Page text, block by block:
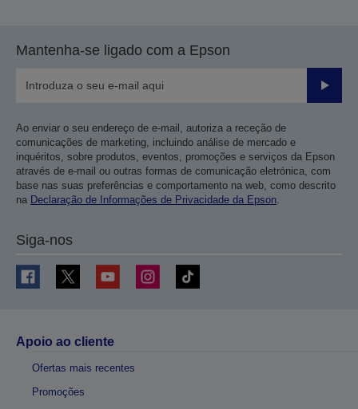
Mantenha-se ligado com a Epson
Enviar
Ao enviar o seu endereço de e-mail, autoriza a receção de
comunicações de marketing, incluindo análise de mercado e
inquéritos, sobre produtos, eventos, promoções e serviços da Epson
através de e-mail ou outras formas de comunicação eletrónica, com
base nas suas preferências e comportamento na web, como descrito
na Declaração de Informações de Privacidade da Epson.
Siga-nos
Apoio ao cliente
Ofertas mais recentes
Promoções